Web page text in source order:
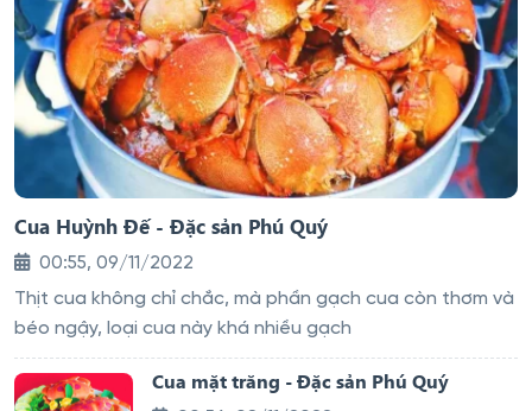
Cua Huỳnh Đế - Đặc sản Phú Quý
00:55, 09/11/2022
Thịt cua không chỉ chắc, mà phần gạch cua còn thơm và
béo ngậy, loại cua này khá nhiều gạch
Cua mặt trăng - Đặc sản Phú Quý